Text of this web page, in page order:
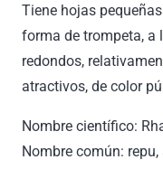
Tiene hojas
forma de trompeta, a
redondos,
atractivos, de color
Nombre científico:
Nombre común: